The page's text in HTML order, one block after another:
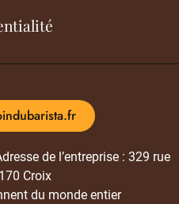
de l’entreprise : 329 rue
Croix
du monde entier